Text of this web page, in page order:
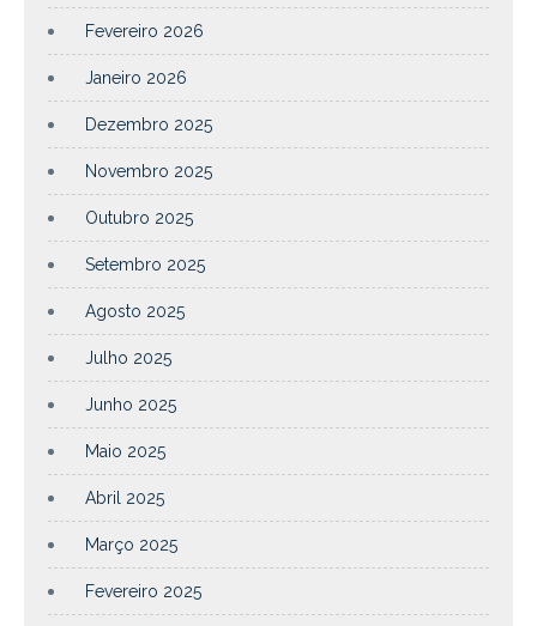
Fevereiro 2026
Janeiro 2026
Dezembro 2025
Novembro 2025
Outubro 2025
Setembro 2025
Agosto 2025
Julho 2025
Junho 2025
Maio 2025
Abril 2025
Março 2025
Fevereiro 2025